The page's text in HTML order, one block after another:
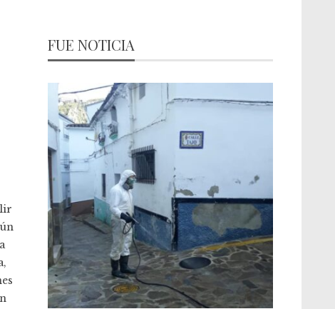
FUE NOTICIA